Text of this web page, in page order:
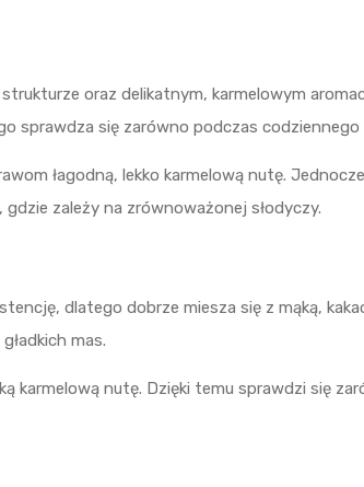
oraz delikatnym, karmelowym
sprawdza się zarówno podczas
łagodną, lekko karmelową nutę.
zależy na zrównoważonej słodyczy.
dlatego dobrze miesza się z mąką,
mas.
karmelową nutę. Dzięki temu sprawdzi się